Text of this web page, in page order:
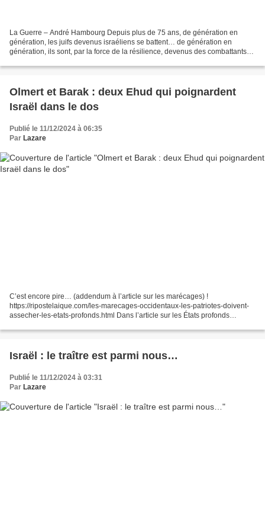
La Guerre – André Hambourg Depuis plus de 75 ans, de génération en
génération, les juifs devenus israéliens se battent… de génération en
génération, ils sont, par la force de la résilience, devenus des combattants…
Olmert et Barak : deux Ehud qui poignardent
Israël dans le dos
Publié le 11/12/2024 à 06:35
Par Lazare
C’est encore pire… (addendum à l’article sur les marécages) !
https://ripostelaique.com/les-marecages-occidentaux-les-patriotes-doivent-
assecher-les-etats-profonds.html Dans l’article sur les États profonds
Israël : le traître est parmi nous…
Publié le 11/12/2024 à 03:31
Par Lazare